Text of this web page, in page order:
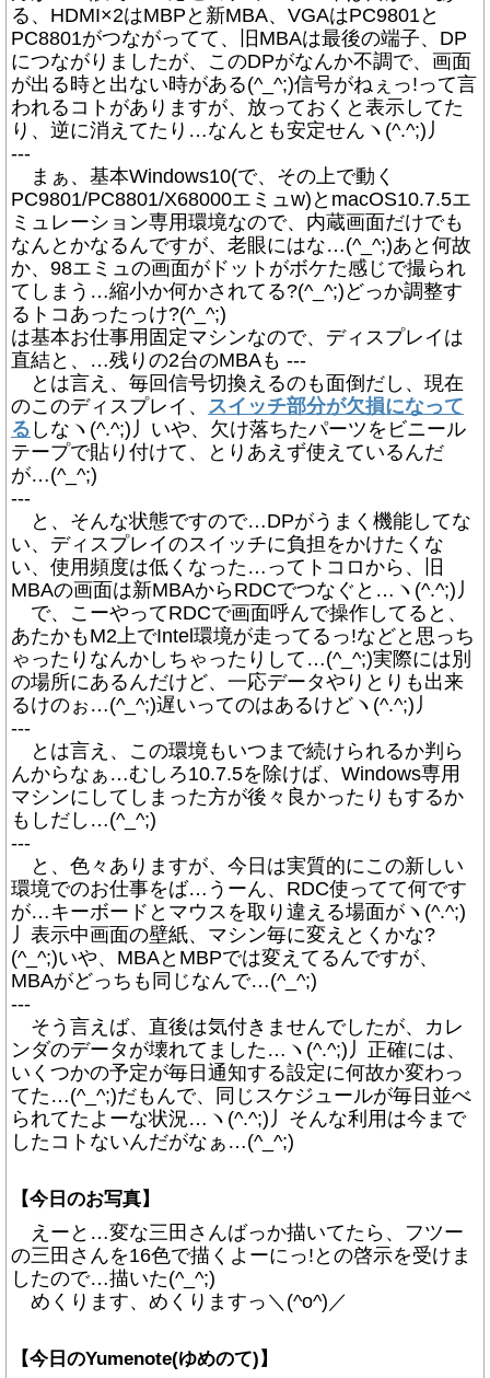
る、HDMI×2はMBPと新MBA、VGAはPC9801と
PC8801がつながってて、旧MBAは最後の端子、DP
につながりましたが、このDPがなんか不調で、画面
が出る時と出ない時がある(^_^;)信号がねぇっ!って言
われるコトがありますが、放っておくと表示してた
り、逆に消えてたり…なんとも安定せんヽ(^.^;)丿
---
まぁ、基本Windows10(で、その上で動く
PC9801/PC8801/X68000エミュw)とmacOS10.7.5エ
ミュレーション専用環境なので、内蔵画面だけでも
なんとかなるんですが、老眼にはな…(^_^;)あと何故
か、98エミュの画面がドットがボケた感じで撮られ
てしまう…縮小か何かされてる?(^_^;)どっか調整す
るトコあったっけ?(^_^;)
は基本お仕事用固定マシンなので、ディスプレイは
直結と、…残りの2台のMBAも ---
とは言え、毎回信号切換えるのも面倒だし、現在
のこのディスプレイ、 スイッチ部分が欠損になって
る しなヽ(^.^;)丿いや、欠け落ちたパーツをビニール
テープで貼り付けて、とりあえず使えているんだ
が…(^_^;)
---
と、そんな状態ですので…DPがうまく機能してな
い、ディスプレイのスイッチに負担をかけたくな
い、使用頻度は低くなった…ってトコロから、旧
MBAの画面は新MBAからRDCでつなぐと…ヽ(^.^;)丿
で、こーやってRDCで画面呼んで操作してると、
あたかもM2上でIntel環境が走ってるっ!などと思っち
ゃったりなんかしちゃったりして…(^_^;)実際には別
の場所にあるんだけど、一応データやりとりも出来
るけのぉ…(^_^;)遅いってのはあるけどヽ(^.^;)丿
---
とは言え、この環境もいつまで続けられるか判ら
んからなぁ…むしろ10.7.5を除けば、Windows専用
マシンにしてしまった方が後々良かったりもするか
もしだし…(^_^;)
---
と、色々ありますが、今日は実質的にこの新しい
環境でのお仕事をば…うーん、RDC使ってて何です
が…キーボードとマウスを取り違える場面がヽ(^.^;)
丿表示中画面の壁紙、マシン毎に変えとくかな?
(^_^;)いや、MBAとMBPでは変えてるんですが、
MBAがどっちも同じなんで…(^_^;)
---
そう言えば、直後は気付きませんでしたが、カレ
ンダのデータが壊れてました…ヽ(^.^;)丿正確には、
いくつかの予定が毎日通知する設定に何故か変わっ
てた…(^_^;)だもんで、同じスケジュールが毎日並べ
られてたよーな状況…ヽ(^.^;)丿そんな利用は今まで
したコトないんだがなぁ…(^_^;)
【今日のお写真】
えーと…変な三田さんばっか描いてたら、フツー
の三田さんを16色で描くよーにっ!との啓示を受けま
したので…描いた(^_^;)
めくります、めくりますっ＼(^o^)／
【今日のYumenote(ゆめのて)】